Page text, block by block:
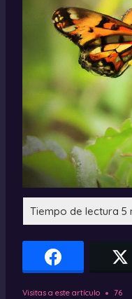
Visitas a este artículo 76